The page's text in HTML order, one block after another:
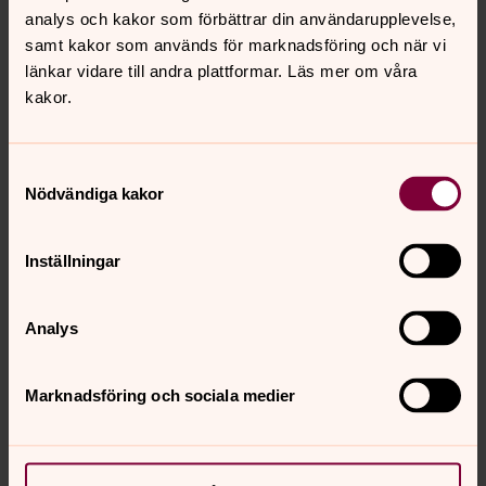
analys och kakor som förbättrar din användarupplevelse,
samt kakor som används för marknadsföring och när vi
länkar vidare till andra plattformar. Läs mer om våra
kakor.
Nödvändiga kakor
Inställningar
Analys
Marknadsföring och sociala medier
Forskare, Svenska kyrkans enhet för forskning och
E-post:Caroline.Klintborg@svenskakyrkan.se